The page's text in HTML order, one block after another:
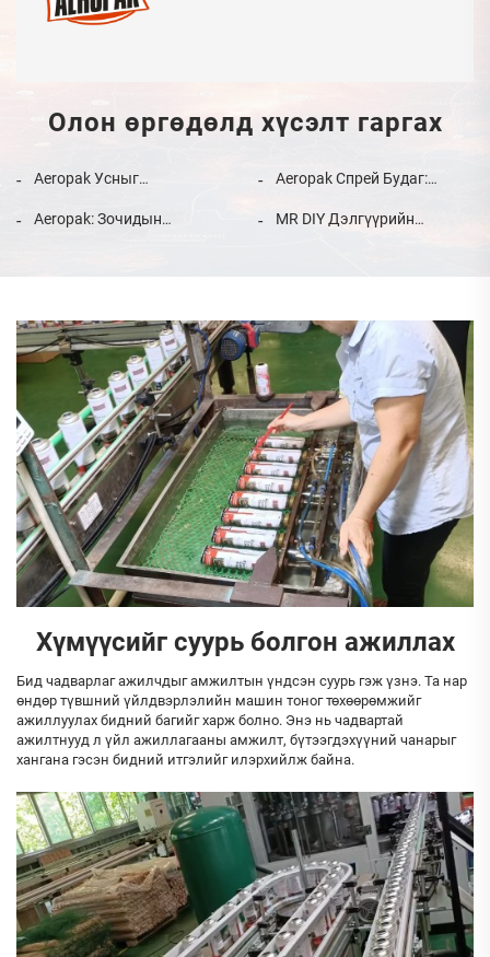
Олон өргөдөлд хүсэлт гаргах
Aeropak Усныг
Дээд Шинж Чанар, 5 Одтой
Aeropak Спрей Будаг:
Сэтгэгдэлд Дээд Чанарын
Aeropak: Зочидын
MR DIY Дэлгүүрийн
Хүмүүсийг суурь болгон ажиллах
Бид чадварлаг ажилчдыг амжилтын үндсэн суурь гэж үзнэ. Та нар
өндөр түвшний үйлдвэрлэлийн машин тоног төхөөрөмжийг
ажиллуулах бидний багийг харж болно. Энэ нь чадвартай
ажилтнууд л үйл ажиллагааны амжилт, бүтээгдэхүүний чанарыг
хангана гэсэн бидний итгэлийг илэрхийлж байна.